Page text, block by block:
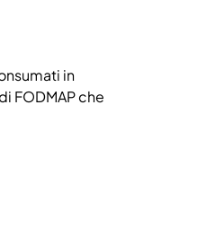
in
FODMAP che